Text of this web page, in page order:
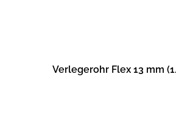
Verlegerohr Flex 13 mm